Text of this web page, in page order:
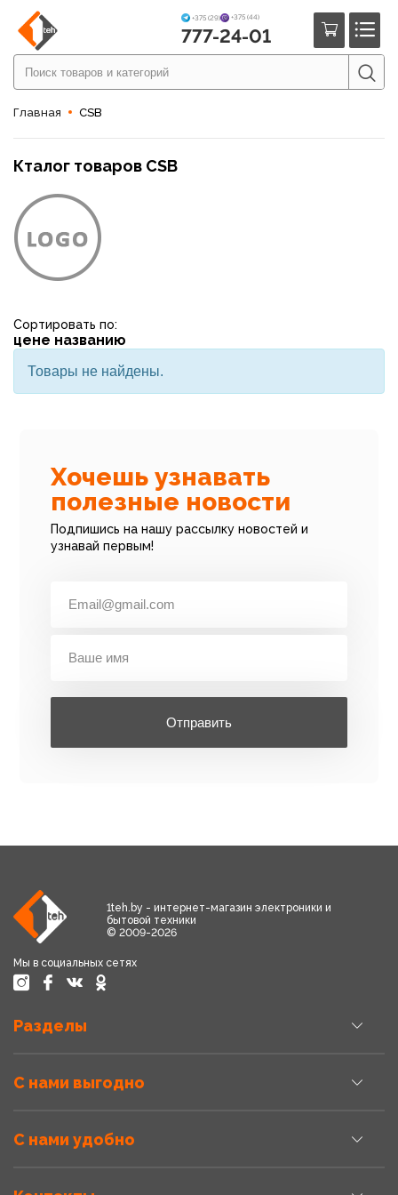
+375 (29) +375 (44)
777-24-01
Главная CSB
Кталог товаров CSB
Сортировать по:
цене названию
Товары не найдены.
Хочешь узнавать
полезные новости
Подпишись на нашу рассылку новостей и
узнавай первым!
Отправить
1teh.by - интернет-магазин электроники и
бытовой техники
© 2009-2026
Мы в социальных сетях
Разделы
С нами выгодно
С нами удобно